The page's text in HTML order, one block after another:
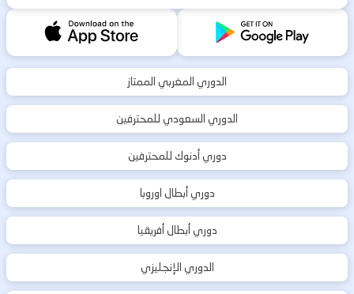
الدوري المغربي الممتاز
الدوري السعودي للمحترفين
دوري أدنوك للمحترفين
دوري أبطال اوروبا
دوري أبطال أفريقيا
الدوري الإنجليزي